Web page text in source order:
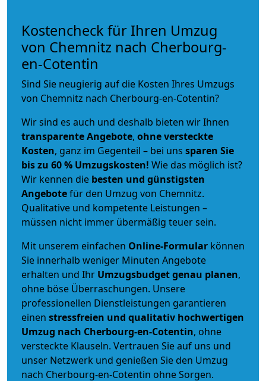
Kostencheck für Ihren Umzug
von Chemnitz nach Cherbourg-
en-Cotentin
Sind Sie neugierig auf die Kosten Ihres Umzugs
von Chemnitz nach Cherbourg-en-Cotentin?
Wir sind es auch und deshalb bieten wir Ihnen
transparente Angebote, ohne versteckte
Kosten, ganz im Gegenteil – bei uns sparen Sie
bis zu 60 % Umzugskosten! Wie das möglich ist?
Wir kennen die besten und günstigsten
Angebotefür den Umzug von Chemnitz.
Qualitative und kompetente Leistungen –
müssen nicht immer übermäßig teuer sein.
Mit unserem einfachen Online-Formular können
Sie innerhalb weniger Minuten Angebote
erhalten und Ihr Umzugsbudgetgenau planen,
ohne böse Überraschungen. Unsere
professionellen Dienstleistungen garantieren
einen stressfreien und qualitativ hochwertigen
Umzug nach Cherbourg-en-Cotentin, ohne
versteckte Klauseln. Vertrauen Sie auf uns und
unser Netzwerk und genießen Sie den Umzug
nach Cherbourg-en-Cotentin ohne Sorgen.